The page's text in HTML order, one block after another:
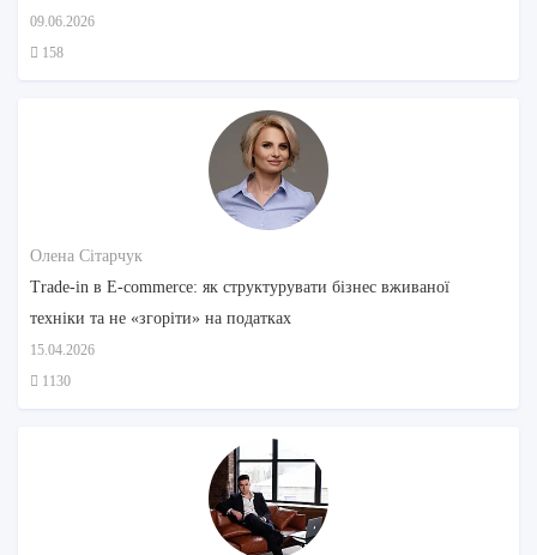
09.06.2026
158
Олена Сітарчук
Trade-in в E-commerce: як структурувати бізнес вживаної
техніки та не «згоріти» на податках
15.04.2026
1130